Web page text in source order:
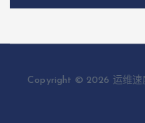
Copyright © 2026 运维速